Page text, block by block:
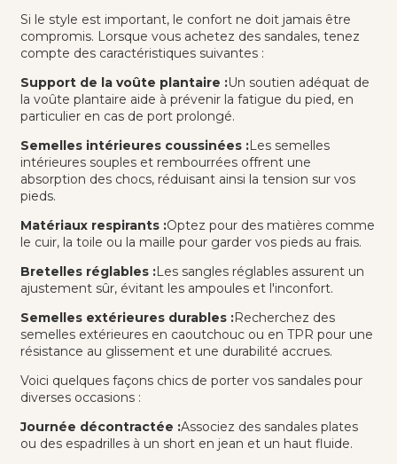
Si le style est important, le confort ne doit jamais être
compromis. Lorsque vous achetez des sandales, tenez
compte des caractéristiques suivantes :
Support de la voûte plantaire :Un soutien adéquat de
la voûte plantaire aide à prévenir la fatigue du pied, en
particulier en cas de port prolongé.
Semelles intérieures coussinées :Les semelles
intérieures souples et rembourrées offrent une
absorption des chocs, réduisant ainsi la tension sur vos
pieds.
Matériaux respirants :Optez pour des matières comme
le cuir, la toile ou la maille pour garder vos pieds au frais.
Bretelles réglables :Les sangles réglables assurent un
ajustement sûr, évitant les ampoules et l'inconfort.
Semelles extérieures durables :Recherchez des
semelles extérieures en caoutchouc ou en TPR pour une
résistance au glissement et une durabilité accrues.
Voici quelques façons chics de porter vos sandales pour
diverses occasions :
Journée décontractée :Associez des sandales plates
ou des espadrilles à un short en jean et un haut fluide.